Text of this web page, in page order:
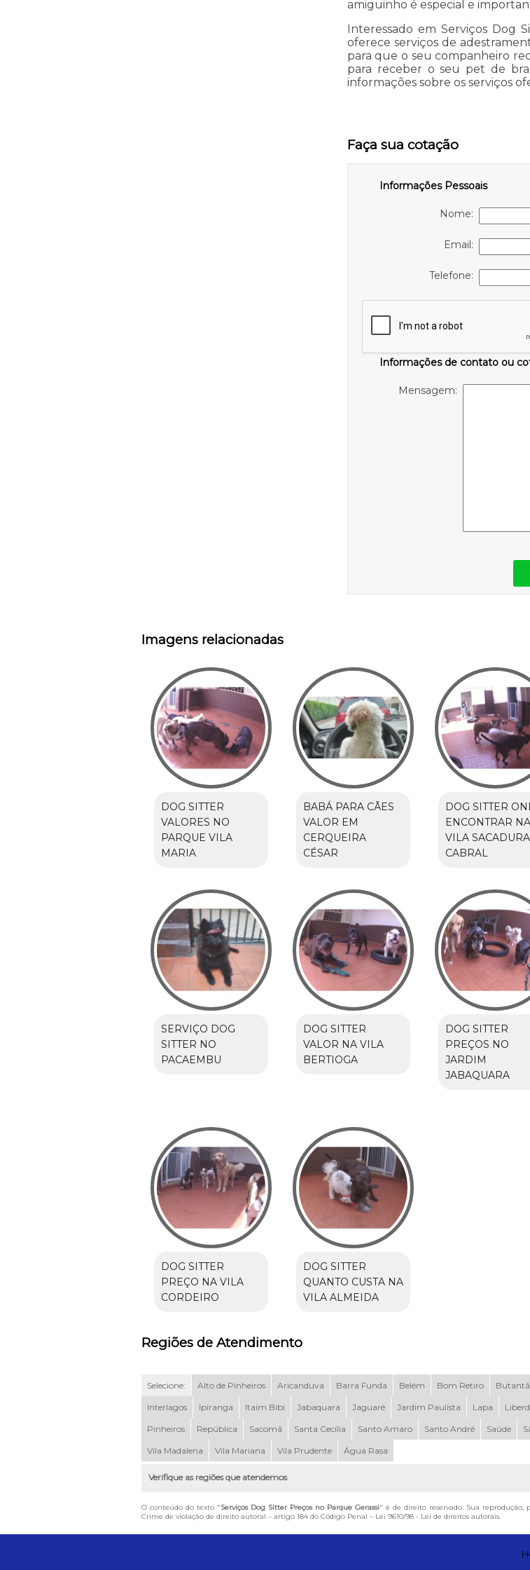
amiguinho é especial e
Interessado em Serviços Dog
oferece serviços de
para que o seu companheiro
para receber o seu pet de
informações sobre os serviços
Faça sua cotação
Informações Pessoais
Nome:
Email:
Telefone:
Informações de contato ou
Mensagem:
Imagens relacionadas
DOG SITTER
VALORES NO
PARQUE VILA
MARIA
BABÁ PARA CÃES
VALOR EM
CERQUEIRA
CÉSAR
DOG SITTER
ENCONTRAR NA
VILA SACADURA
CABRAL
SERVIÇO DOG
SITTER NO
PACAEMBU
DOG SITTER
VALOR NA VILA
BERTIOGA
DOG SITTER
PREÇOS NO
JARDIM
JABAQUARA
DOG SITTER
PREÇO NA VILA
CORDEIRO
DOG SITTER
QUANTO CUSTA NA
VILA ALMEIDA
Regiões de Atendimento
Selecione: Alto de Pinheiros Aricanduva Barra Funda Belém Bom Retiro Butantã
Interlagos Ipiranga Itaim Bibi Jabaquara Jaguaré Jardim Paulista Lapa
Pinheiros República Sacomã Santa Cecília Santo Amaro Santo André Saúde
Vila Madalena Vila Mariana Vila Prudente Água Rasa
Verifique as regiões que atendemos
O conteúdo do texto "Serviços Dog Sitter Preços no Parque Gerassi" é de direito reservado. Sua
Crime de violação de direito autoral – artigo 184 do Código Penal – Lei 9610/98 - Lei de direitos autorais.